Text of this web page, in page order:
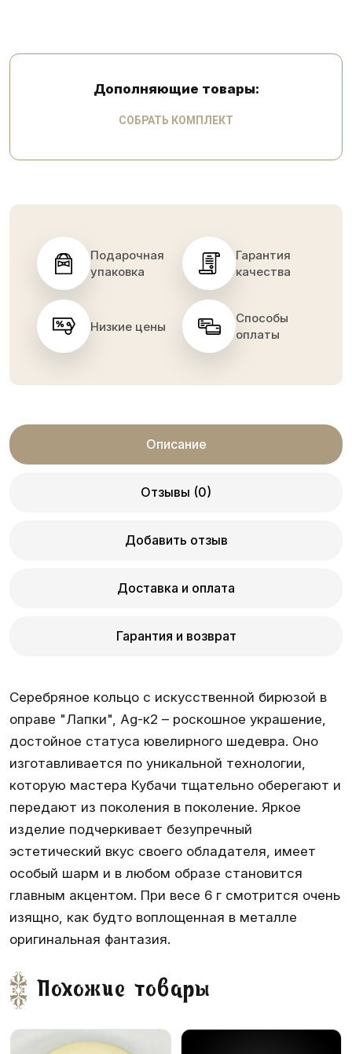
Дополняющие товары:
СОБРАТЬ КОМПЛЕКТ
Подарочная
упаковка
Гарантия
качества
Низкие цены
Способы
оплаты
Описание
Отзывы (0)
Добавить отзыв
Доставка и оплата
Гарантия и возврат
Серебряное кольцо с искусственной бирюзой в
оправе "Лапки", Ag-к2 – роскошное украшение,
достойное статуса ювелирного шедевра. Оно
изготавливается по уникальной технологии,
которую мастера Кубачи тщательно оберегают и
передают из поколения в поколение. Яркое
изделие подчеркивает безупречный
эстетический вкус своего обладателя, имеет
особый шарм и в любом образе становится
главным акцентом. При весе 6 г смотрится очень
изящно, как будто воплощенная в металле
оригинальная фантазия.
Похожие товары